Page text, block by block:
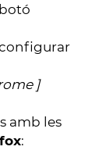
configurar
]
amb les
: